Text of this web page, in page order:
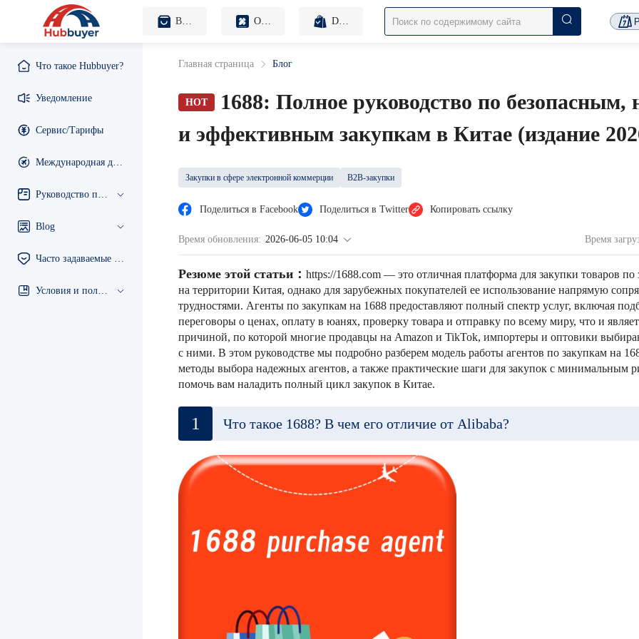
B2B Платформа OEM Платформа D2C Платформа
Что такое Hubbuyer?
Уведомление
Сервис/Тарифы
Международная доставка
Руководство по использованию
Blog
Часто задаваемые вопросы
Условия и положения
Главная страница Блог
HOT
1688: Полное руководство по безопасным,
и эффективным закупкам в Китае (издание
Закупки в сфере электронной коммерции B2B-закупки
Поделиться в Facebook Поделиться в Twitter Копировать ссылку
Время обновления: 2026-06-05 10:04 Время
Резюме этой статьи： https://1688.com — это отличная платформа для закупки товаров по
на территории Китая, однако для зарубежных покупателей ее использование напрямую
трудностями. Агенты по закупкам на 1688 предоставляют полный спектр услуг, включая
переговоры о ценах, оплату в юанях, проверку товара и отправку по всему миру, что и
причиной, по которой многие продавцы на Amazon и TikTok, импортеры и оптовики
с ними. В этом руководстве мы подробно разберем модель работы агентов по закупкам на
методы выбора надежных агентов, а также практические шаги для закупок с минимальным
помочь вам наладить полный цикл закупок в Китае.
1 Что такое 1688? В чем его отличие от Alibaba?